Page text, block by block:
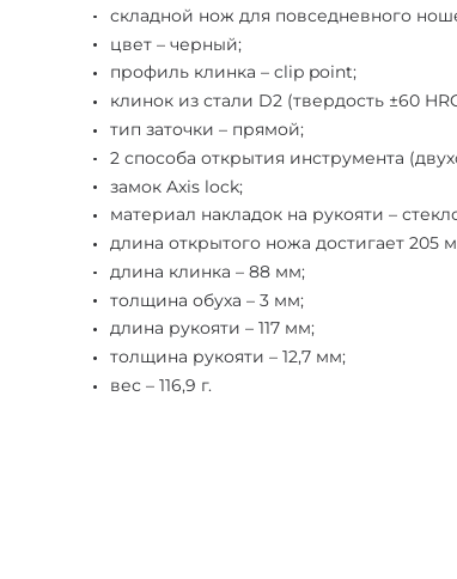
складной нож для повседневного
цвет – черный;
профиль клинка – clip point;
клинок из стали D2 (твердость ±60
тип заточки – прямой;
2 способа открытия инструмента
замок Axis lock;
материал накладок на рукояти –
длина открытого ножа достигает 205
длина клинка – 88 мм;
толщина обуха – 3 мм;
длина рукояти – 117 мм;
толщина рукояти – 12,7 мм;
вес – 116,9 г.